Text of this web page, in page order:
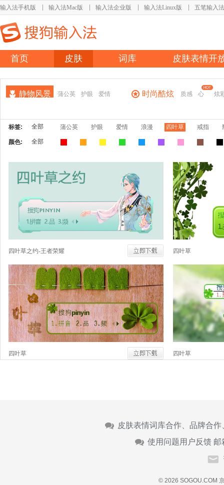
输入法手机版 输入法Mac版 输入法企业版 输入法Linux版 五笔输入法
首页 皮肤 词库 皮肤表情开
静物风景 蒲公英 护眼 爱情 时尚酷炫 质感 心 炫
标签: 全部 蒲公英 护眼 爱情 浪漫 四叶草 戒指
颜色: 全部
四叶草之约-王者荣耀 四叶草
四叶草 四叶草
皮肤表情词库合作、品牌合
使用问题用户反馈 邮
© 2026 SOGOU.COM